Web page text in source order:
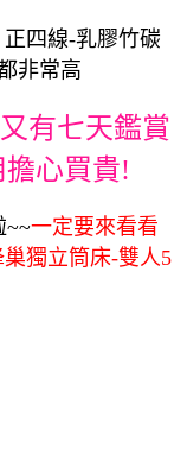
四線-乳膠竹碳
非常高
有七天鑑賞
心買貴!
~~一定要來看看
獨立筒床-雙人5